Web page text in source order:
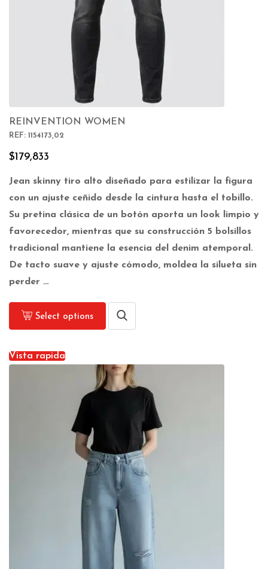
REINVENTION WOMEN
REF: 1154173,02
$179,833
Jean skinny tiro alto diseñado para estilizar la figura
con un ajuste ceñido desde la cintura hasta el tobillo.
Su pretina clásica de un botón aporta un look limpio y
favorecedor, mientras que su construcción 5 bolsillos
tradicional mantiene la esencia del denim atemporal.
De tacto suave y ajuste cómodo, moldea la silueta sin
perder …
Select options
Vista rapida